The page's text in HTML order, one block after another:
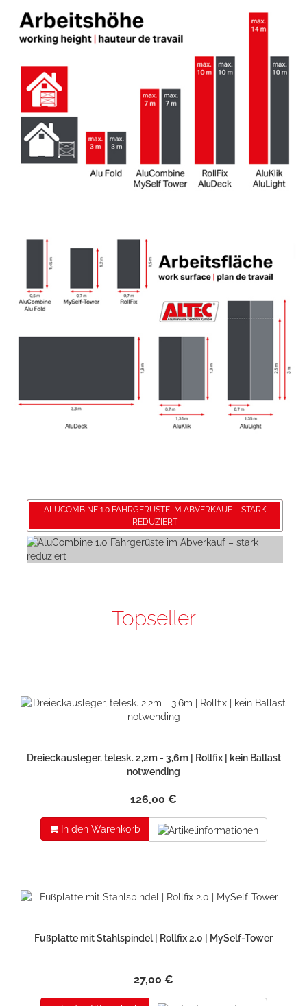
ALUCOMBINE 1.0 FAHRGERÜSTE IM ABVERKAUF – STARK
REDUZIERT
Topseller
Dreieckausleger, telesk. 2,2m - 3,6m | Rollfix | kein Ballast
notwending
126,00 €
In den Warenkorb
Fußplatte mit Stahlspindel | Rollfix 2.0 | MySelf-Tower
27,00 €